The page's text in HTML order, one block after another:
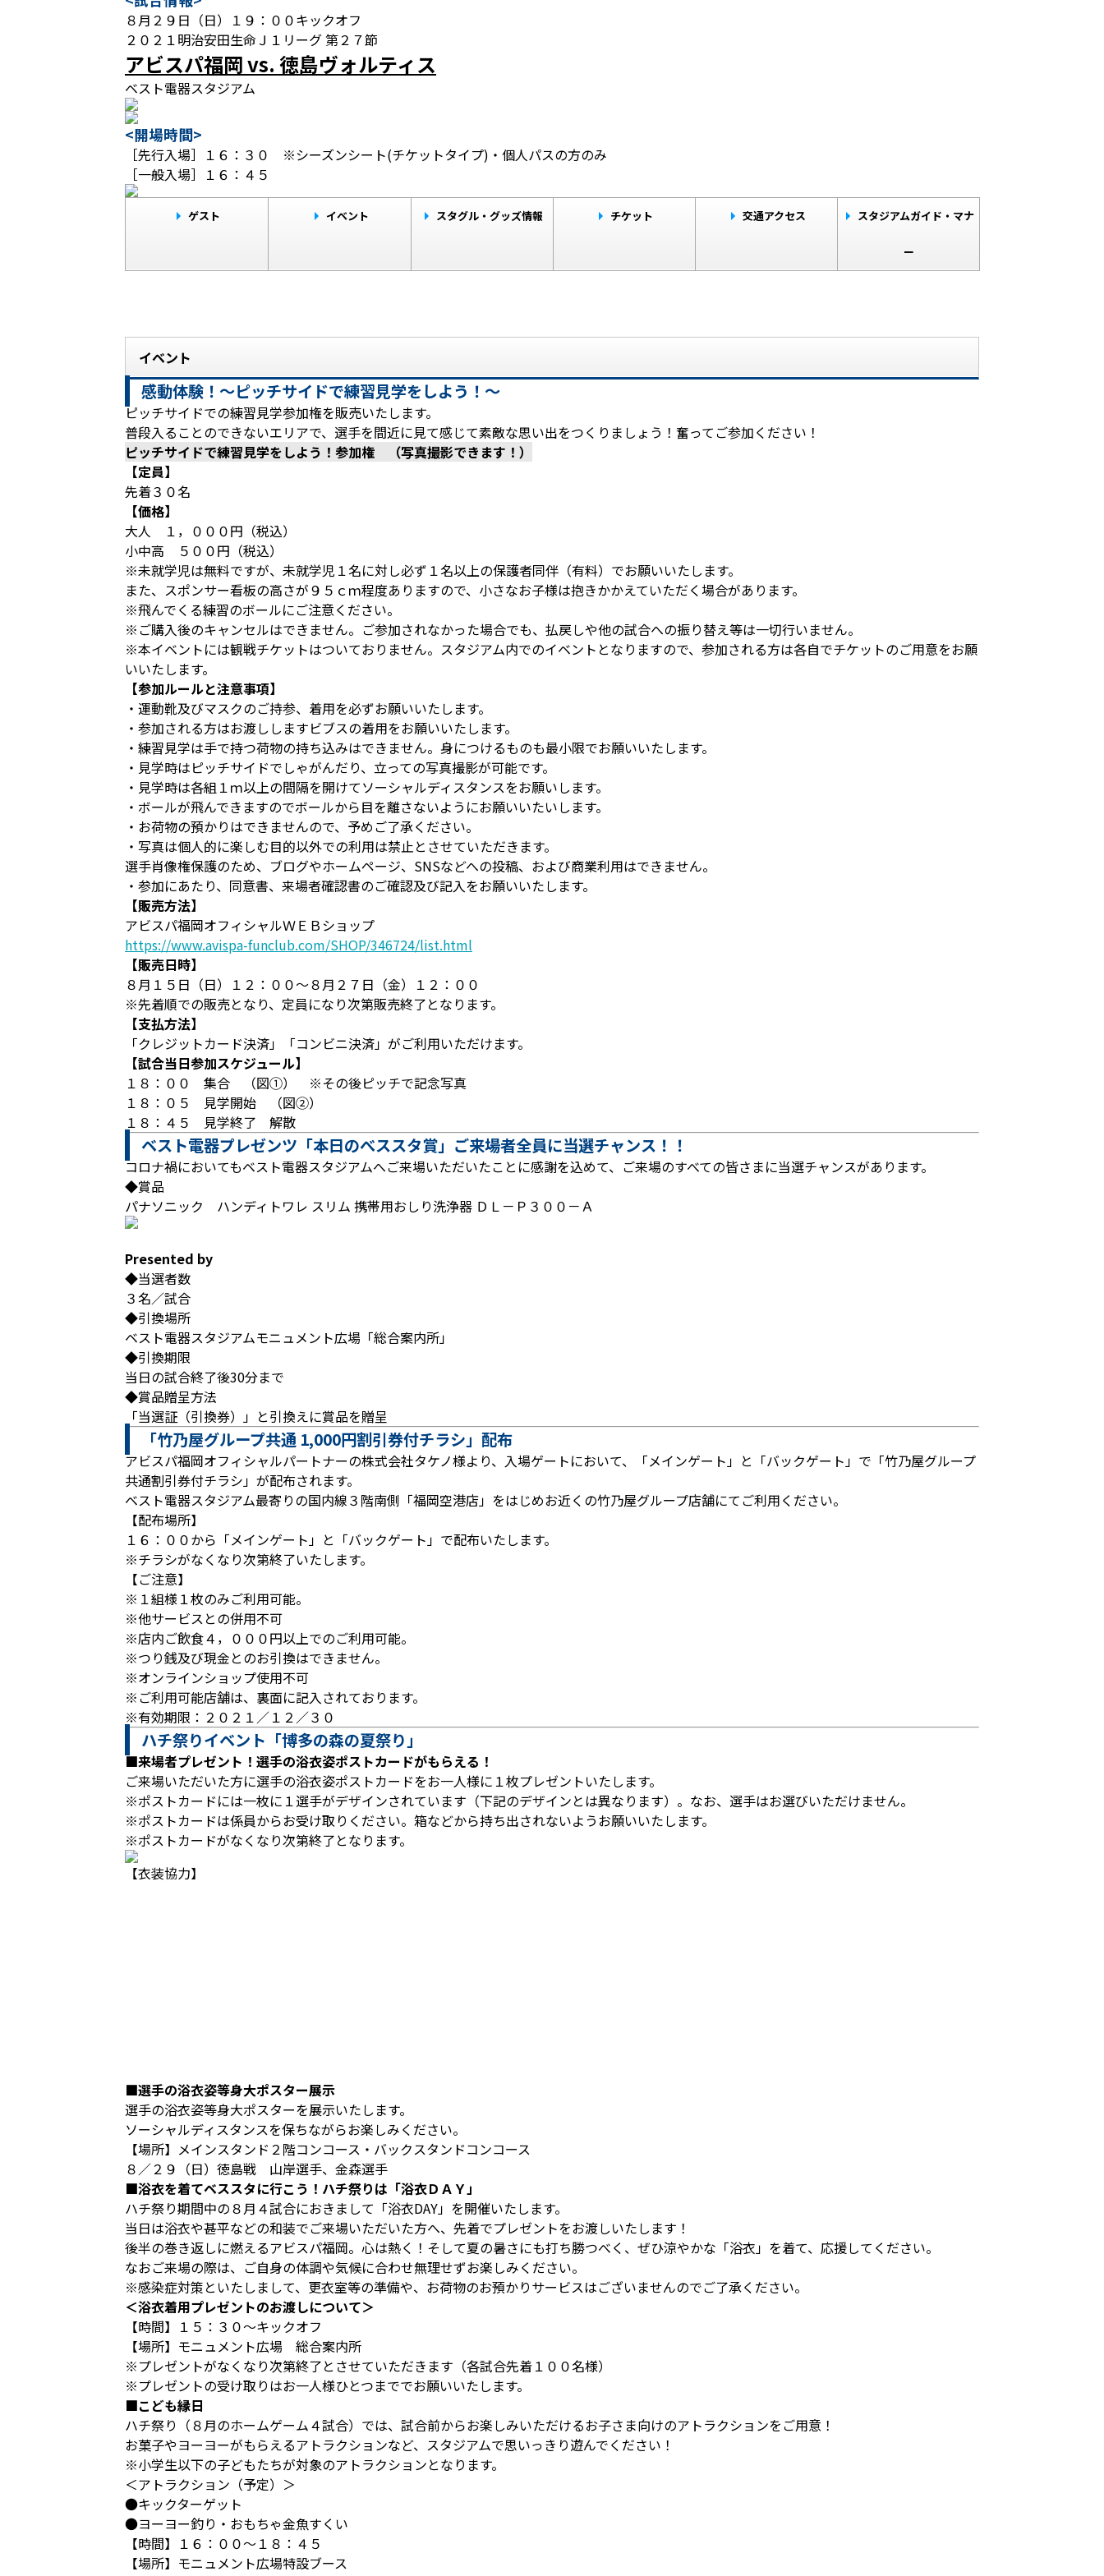
８月２９日（日）１９：００キックオフ
２０２１明治安田生命Ｊ１リーグ 第２７節
アビスパ福岡 vs. 徳島ヴォルティス
ベスト電器スタジアム
<開場時間>
［先行入場］１６：３０ ※シーズンシート(チケットタイプ)・個人パスの方のみ
［一般入場］１６：４５
ゲスト イベント スタグル・グッズ情報 チケット 交通アクセス スタジアムガイド・マナ
ー
イベント
感動体験！～ピッチサイドで練習見学をしよう！～
ピッチサイドでの練習見学参加権を販売いたします。
普段入ることのできないエリアで、選手を間近に見て感じて素敵な思い出をつくりましょう！奮ってご参加ください！
ピッチサイドで練習見学をしよう！参加権 （写真撮影できます！）
【定員】
先着３０名
【価格】
大人 １，０００円（税込）
小中高 ５００円（税込）
※未就学児は無料ですが、未就学児１名に対し必ず１名以上の保護者同伴（有料）でお願いいたします。
また、スポンサー看板の高さが９５ｃｍ程度ありますので、小さなお子様は抱きかかえていただく場合があります。
※飛んでくる練習のボールにご注意ください。
※ご購入後のキャンセルはできません。ご参加されなかった場合でも、払戻しや他の試合への振り替え等は一切行いません。
※本イベントには観戦チケットはついておりません。スタジアム内でのイベントとなりますので、参加される方は各自でチケットのご用意をお願
いいたします。
【参加ルールと注意事項】
・運動靴及びマスクのご持参、着用を必ずお願いいたします。
・参加される方はお渡ししますビブスの着用をお願いいたします。
・練習見学は手で持つ荷物の持ち込みはできません。身につけるものも最小限でお願いいたします。
・見学時はピッチサイドでしゃがんだり、立っての写真撮影が可能です。
・見学時は各組１ｍ以上の間隔を開けてソーシャルディスタンスをお願いします。
・ボールが飛んできますのでボールから目を離さないようにお願いいたいします。
・お荷物の預かりはできませんので、予めご了承ください。
・写真は個人的に楽しむ目的以外での利用は禁止とさせていただきます。
選手肖像権保護のため、ブログやホームページ、SNSなどへの投稿、および商業利用はできません。
・参加にあたり、同意書、来場者確認書のご確認及び記入をお願いいたします。
【販売方法】
アビスパ福岡オフィシャルＷＥＢショップ
https://www.avispa-funclub.com/SHOP/346724/list.html
【販売日時】
８月１５日（日）１２：００～８月２７日（金）１２：００
※先着順での販売となり、定員になり次第販売終了となります。
【支払方法】
「クレジットカード決済」「コンビニ決済」がご利用いただけます。
【試合当日参加スケジュール】
１８：００ 集合 （図①） ※その後ピッチで記念写真
１８：０５ 見学開始 （図②）
１８：４５ 見学終了 解散
ベスト電器プレゼンツ「本日のべススタ賞」ご来場者全員に当選チャンス！！
コロナ禍においてもベスト電器スタジアムへご来場いただいたことに感謝を込めて、ご来場のすべての皆さまに当選チャンスがあります。
◆賞品
パナソニック ハンディトワレ スリム 携帯用おしり洗浄器 ＤＬ－Ｐ３００－Ａ
Presented by
◆当選者数
３名／試合
◆引換場所
ベスト電器スタジアムモニュメント広場「総合案内所」
◆引換期限
当日の試合終了後30分まで
◆賞品贈呈方法
「当選証（引換券）」と引換えに賞品を贈呈
「竹乃屋グループ共通 1,000円割引券付チラシ」配布
アビスパ福岡オフィシャルパートナーの株式会社タケノ様より、入場ゲートにおいて、「メインゲート」と「バックゲート」で「竹乃屋グループ
共通割引券付チラシ」が配布されます。
ベスト電器スタジアム最寄りの国内線３階南側「福岡空港店」をはじめお近くの竹乃屋グループ店舗にてご利用ください。
【配布場所】
１６：００から「メインゲート」と「バックゲート」で配布いたします。
※チラシがなくなり次第終了いたします。
【ご注意】
※１組様１枚のみご利用可能。
※他サービスとの併用不可
※店内ご飲食４，０００円以上でのご利用可能。
※つり銭及び現金とのお引換はできません。
※オンラインショップ使用不可
※ご利用可能店舗は、裏面に記入されております。
※有効期限：２０２１／１２／３０
ハチ祭りイベント「博多の森の夏祭り」
■来場者プレゼント！選手の浴衣姿ポストカードがもらえる！
ご来場いただいた方に選手の浴衣姿ポストカードをお一人様に１枚プレゼントいたします。
※ポストカードには一枚に１選手がデザインされています（下記のデザインとは異なります）。なお、選手はお選びいただけません。
※ポストカードは係員からお受け取りください。箱などから持ち出されないようお願いいたします。
※ポストカードがなくなり次第終了となります。
【衣装協力】
■選手の浴衣姿等身大ポスター展示
選手の浴衣姿等身大ポスターを展示いたします。
ソーシャルディスタンスを保ちながらお楽しみください。
【場所】メインスタンド２階コンコース・バックスタンドコンコース
８／２９（日）徳島戦 山岸選手、金森選手
■浴衣を着てベススタに行こう！ハチ祭りは「浴衣ＤＡＹ」
ハチ祭り期間中の８月４試合におきまして「浴衣DAY」を開催いたします。
当日は浴衣や甚平などの和装でご来場いただいた方へ、先着でプレゼントをお渡しいたします！
後半の巻き返しに燃えるアビスパ福岡。心は熱く！そして夏の暑さにも打ち勝つべく、ぜひ涼やかな「浴衣」を着て、応援してください。
なおご来場の際は、ご自身の体調や気候に合わせ無理せずお楽しみください。
※感染症対策といたしまして、更衣室等の準備や、お荷物のお預かりサービスはございませんのでご了承ください。
＜浴衣着用プレゼントのお渡しについて＞
【時間】１５：３０～キックオフ
【場所】モニュメント広場 総合案内所
※プレゼントがなくなり次第終了とさせていただきます（各試合先着１００名様）
※プレゼントの受け取りはお一人様ひとつまででお願いいたします。
■こども縁日
ハチ祭り（８月のホームゲーム４試合）では、試合前からお楽しみいただけるお子さま向けのアトラクションをご用意！
お菓子やヨーヨーがもらえるアトラクションなど、スタジアムで思いっきり遊んでください！
※小学生以下の子どもたちが対象のアトラクションとなります。
＜アトラクション（予定）＞
●キックターゲット
●ヨーヨー釣り・おもちゃ金魚すくい
【時間】１６：００～１８：４５
【場所】モニュメント広場特設ブース